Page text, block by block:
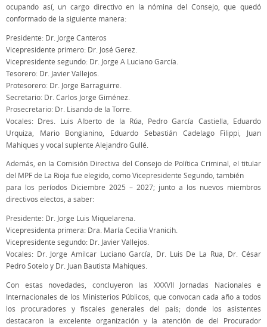
ocupando así, un cargo directivo en la nómina del Consejo, que quedó
conformado de la siguiente manera:
Presidente: Dr. Jorge Canteros
Vicepresidente primero: Dr. José Gerez.
Vicepresidente segundo: Dr. Jorge A Luciano García.
Tesorero: Dr. Javier Vallejos.
Protesorero: Dr. Jorge Barraguirre.
Secretario: Dr. Carlos Jorge Giménez.
Prosecretario: Dr. Lisando de la Torre.
Vocales: Dres. Luis Alberto de la Rúa, Pedro García Castiella, Eduardo
Urquiza, Mario Bongianino, Eduardo Sebastián Cadelago Filippi, Juan
Mahiques y vocal suplente Alejandro Gullé.
Además, en la Comisión Directiva del Consejo de Política Criminal, el titular
del MPF de La Rioja fue elegido, como Vicepresidente Segundo, también
para los períodos Diciembre 2025 – 2027; junto a los nuevos miembros
directivos electos, a saber:
Presidente: Dr. Jorge Luis Miquelarena.
Vicepresidenta primera: Dra. María Cecilia Vranicih.
Vicepresidente segundo: Dr. Javier Vallejos.
Vocales: Dr. Jorge Amilcar Luciano García, Dr. Luis De La Rua, Dr. César
Pedro Sotelo y Dr. Juan Bautista Mahiques.
Con estas novedades, concluyeron las XXXVII Jornadas Nacionales e
Internacionales de los Ministerios Públicos, que convocan cada año a todos
los procuradores y fiscales generales del país; donde los asistentes
destacaron la excelente organización y la atención de del Procurador